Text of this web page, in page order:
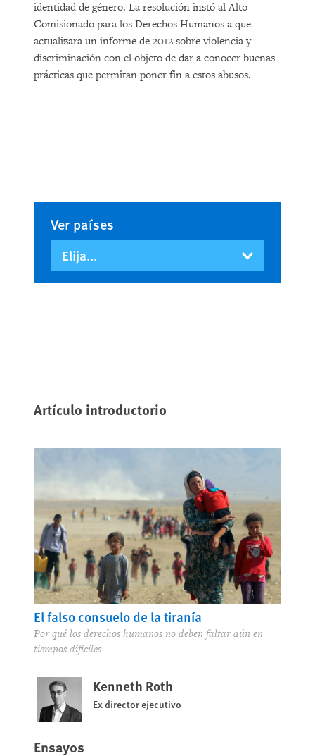
Artículo introductorio
El falso consuelo de la tiranía
Por qué los derechos humanos no deben faltar aún en
tiempos difíciles
Kenneth Roth
Ex director ejecutivo
Ensayos
identidad de género. La resolución instó al Alto
Comisionado para los Derechos Humanos a que
actualizara un informe de 2012 sobre violencia y
discriminación con el objeto de dar a conocer buenas
prácticas que permitan poner fin a estos abusos.
Ver países